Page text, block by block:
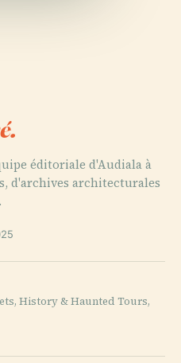
éditoriale d'Audiala à
d'archives architecturales
History & Haunted Tours,